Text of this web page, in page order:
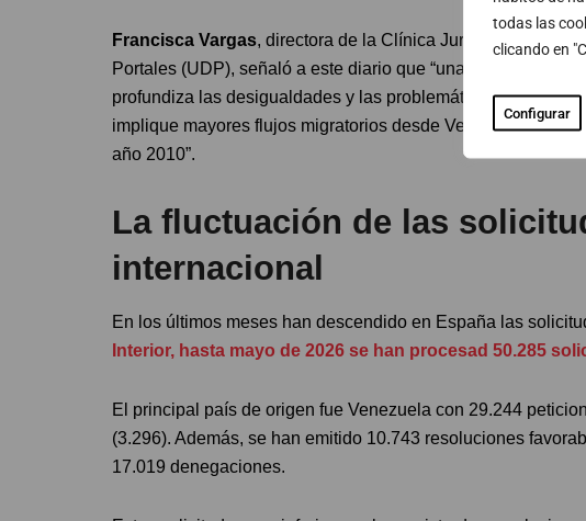
todas las
clicando en
Configurar
Francisca Vargas, directora de la Clínica Jurídica de
Portales (UDP), señaló a este diario que “una situación
profundiza las desigualdades y las problemáticas que ya
implique mayores flujos migratorios desde Venezuela hacia
año 2010”.
La fluctuación de las
internacional
En los últimos meses han descendido en España las
Interior, hasta mayo de 2026 se han procesad 50.285
El principal país de origen fue Venezuela con 29.244
(3.296). Además, se han emitido 10.743 resoluciones
17.019 denegaciones.